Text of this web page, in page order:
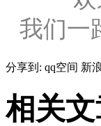
我们一
分享到: qq空间 新
相关